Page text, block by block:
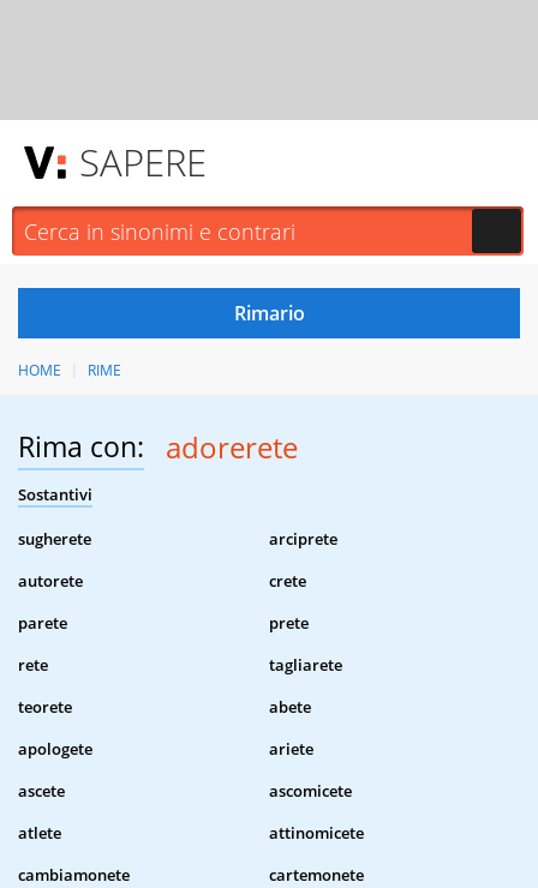
SAPERE
HOME RIME
Rima con: adorerete
Sostantivi
sugherete
arciprete
autorete
crete
parete
prete
rete
tagliarete
teorete
abete
apologete
ariete
ascete
ascomicete
atlete
attinomicete
cambiamonete
cartemonete